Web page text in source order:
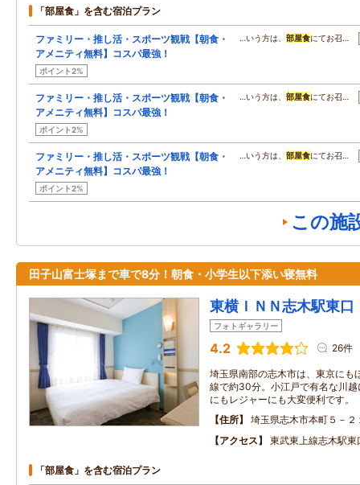
「部屋食」を含む宿泊プラン
ファミリー・推し活・スポーツ観戦【朝食・
アメニティ無料】コスパ最強！
ポイント2%
…いう方は、 部屋食にてお召…
ファミリー・推し活・スポーツ観戦【朝食・
アメニティ無料】コスパ最強！
ポイント2%
…いう方は、 部屋食にてお召…
ファミリー・推し活・スポーツ観戦【朝食・
アメニティ無料】コスパ最強！
ポイント2%
…いう方は、 部屋食にてお召…
この施
田子山富士塚まで車で8分！朝食・小学生以下添い寝無料
東横ＩＮＮ志木駅東口
フォトギャラリー
4.2 26件
埼玉県南部の志木市は、東京にも
線で約30分。小江戸で有名な川
にもレジャーにも大変便利です。
住所
埼玉県志木市本町５－２
アクセス
東武東上線志木駅
「部屋食」を含む宿泊プラン